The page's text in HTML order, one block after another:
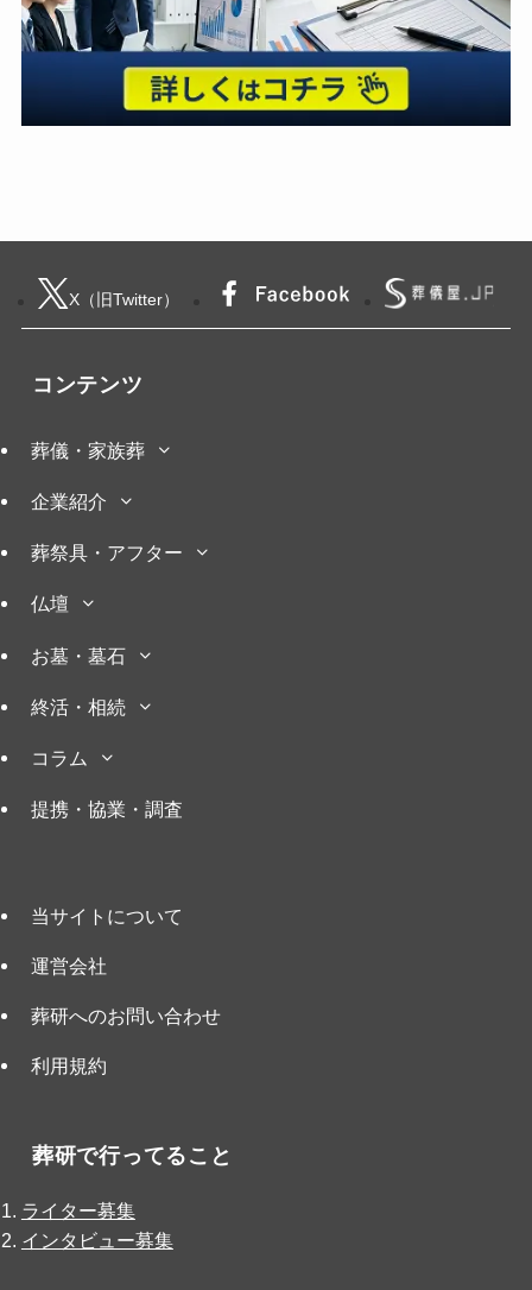
X（旧Twitter）
コンテンツ
葬儀・家族葬
企業紹介
葬祭具・アフター
仏壇
お墓・墓石
終活・相続
コラム
提携・協業・調査
当サイトについて
運営会社
葬研へのお問い合わせ
利用規約
葬研で行ってること
ライター募集
インタビュー募集